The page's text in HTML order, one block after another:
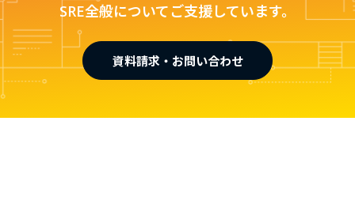
SRE全般についてご支援しています。
資料請求・お問い合わせ